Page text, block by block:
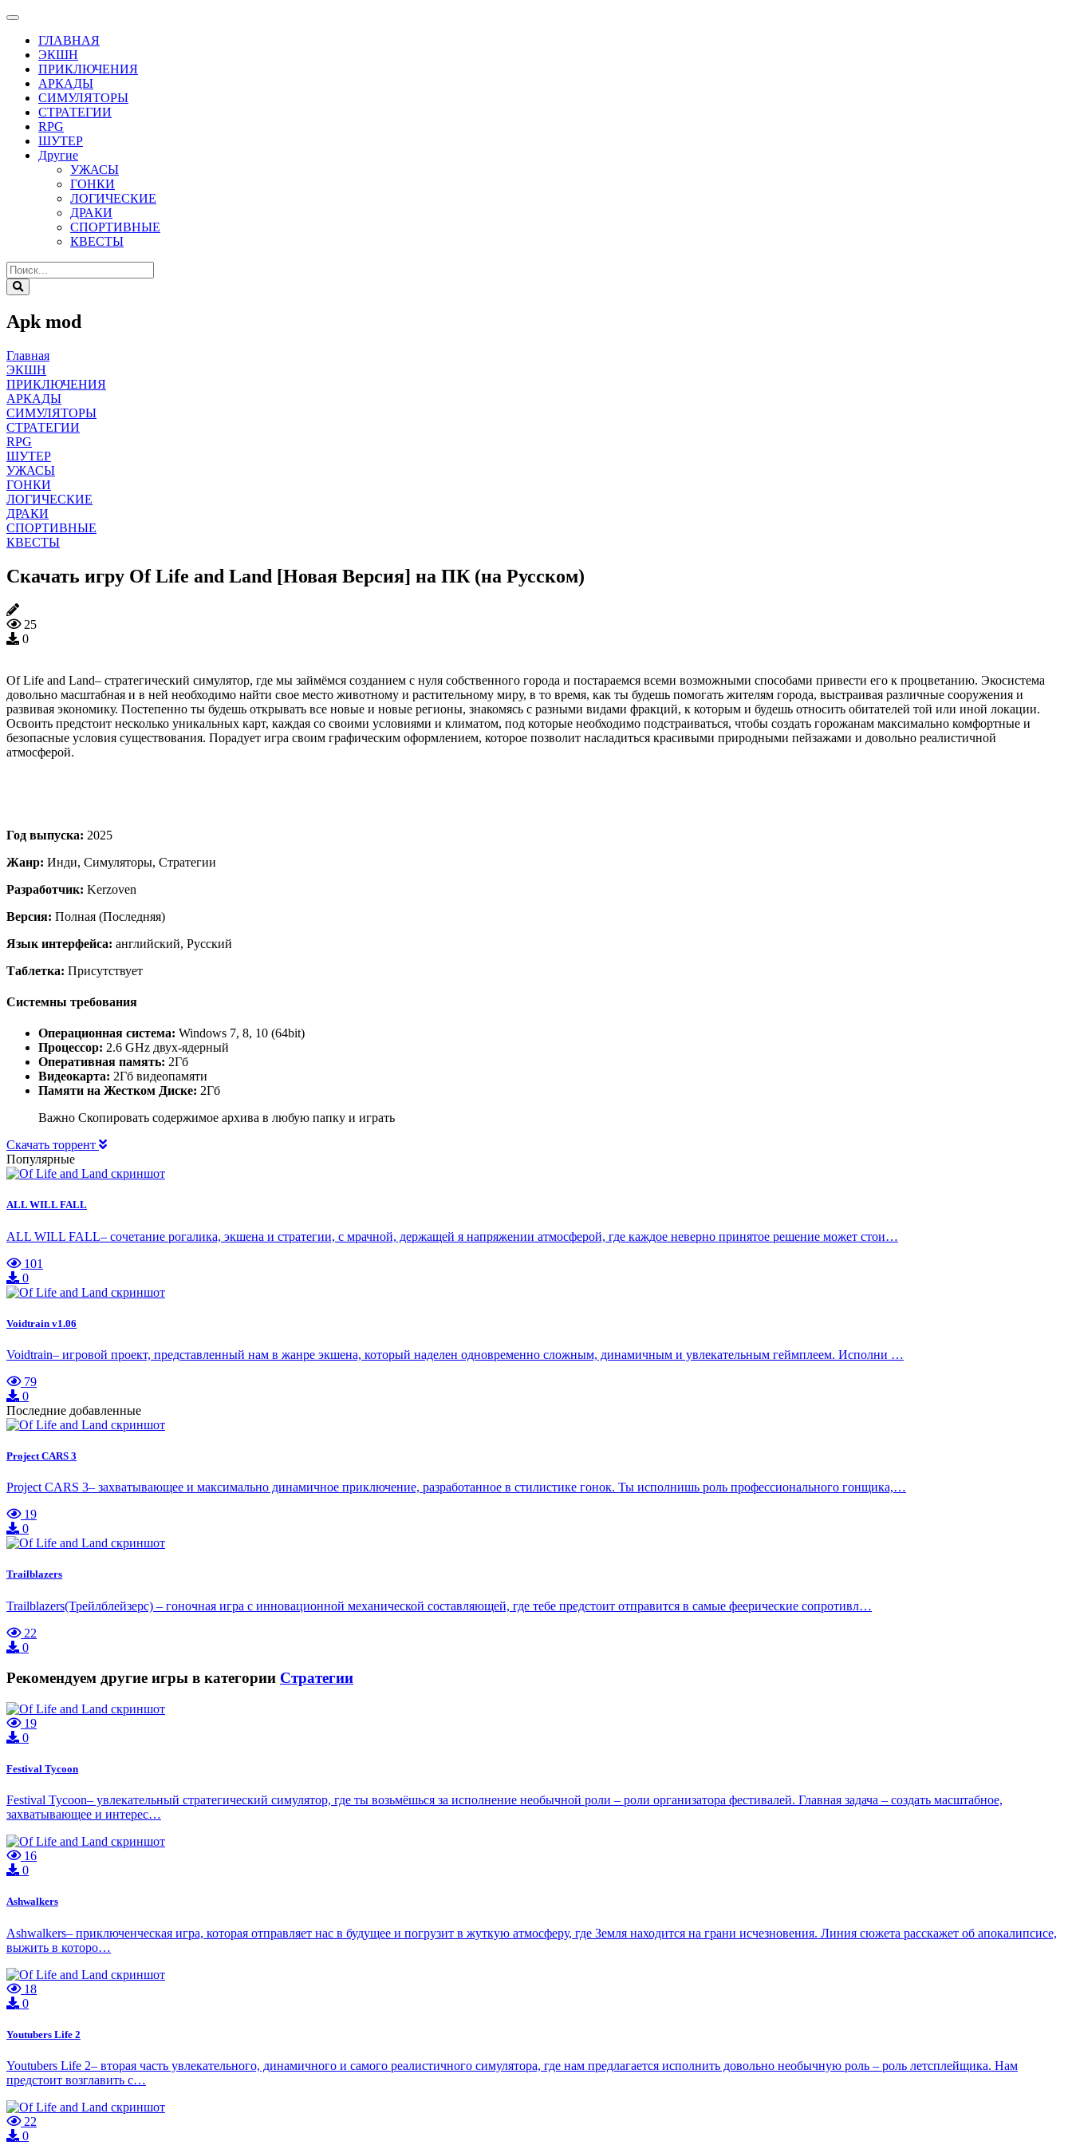
ГЛАВНАЯ
ЭКШН
ПРИКЛЮЧЕНИЯ
АРКАДЫ
СИМУЛЯТОРЫ
СТРАТЕГИИ
RPG
ШУТЕР
Другие
УЖАСЫ
ГОНКИ
ЛОГИЧЕСКИЕ
ДРАКИ
СПОРТИВНЫЕ
КВЕСТЫ
Apk mod
Главная
ЭКШН
ПРИКЛЮЧЕНИЯ
АРКАДЫ
СИМУЛЯТОРЫ
СТРАТЕГИИ
RPG
ШУТЕР
УЖАСЫ
ГОНКИ
ЛОГИЧЕСКИЕ
ДРАКИ
СПОРТИВНЫЕ
КВЕСТЫ
Скачать игру Of Life and Land [Новая Версия] на ПК (на Русском)
25
0
Of Life and Land– стратегический симулятор, где мы займёмся созданием с нуля собственного города и постараемся всеми возможными способами привести его к процветанию. Экосистема
довольно масштабная и в ней необходимо найти свое место животному и растительному миру, в то время, как ты будешь помогать жителям города, выстраивая различные сооружения и
развивая экономику. Постепенно ты будешь открывать все новые и новые регионы, знакомясь с разными видами фракций, к которым и будешь относить обитателей той или иной локации.
Освоить предстоит несколько уникальных карт, каждая со своими условиями и климатом, под которые необходимо подстраиваться, чтобы создать горожанам максимально комфортные и
безопасные условия существования. Порадует игра своим графическим оформлением, которое позволит насладиться красивыми природными пейзажами и довольно реалистичной
атмосферой.
Год выпуска: 2025
Жанр: Инди, Симуляторы, Стратегии
Разработчик: Kerzoven
Версия: Полная (Последняя)
Язык интерфейса: английский, Русский
Таблетка: Присутствует
Системны требования
Операционная система: Windows 7, 8, 10 (64bit)
Процессор: 2.6 GHz двух-ядерный
Оперативная память: 2Гб
Видеокарта: 2Гб видеопамяти
Памяти на Жестком Диске: 2Гб
Важно Скопировать содержимое архива в любую папку и играть
Скачать торрент
Популярные
ALL WILL FALL
ALL WILL FALL– сочетание рогалика, экшена и стратегии, с мрачной, держащей я напряжении атмосферой, где каждое неверно принятое решение может стои…
101
0
Voidtrain v1.06
Voidtrain– игровой проект, представленный нам в жанре экшена, который наделен одновременно сложным, динамичным и увлекательным геймплеем. Исполни …
79
0
Последние добавленные
Project CARS 3
Project CARS 3– захватывающее и максимально динамичное приключение, разработанное в стилистике гонок. Ты исполнишь роль профессионального гонщика,…
19
0
Trailblazers
Trailblazers(Трейлблейзерс) – гоночная игра с инновационной механической составляющей, где тебе предстоит отправится в самые феерические сопротивл…
22
0
Рекомендуем другие игры в категории Стратегии
19
0
Festival Tycoon
Festival Tycoon– увлекательный стратегический симулятор, где ты возьмёшься за исполнение необычной роли – роли организатора фестивалей. Главная задача – создать масштабное,
захватывающее и интерес…
16
0
Ashwalkers
Ashwalkers– приключенческая игра, которая отправляет нас в будущее и погрузит в жуткую атмосферу, где Земля находится на грани исчезновения. Линия сюжета расскажет об апокалипсисе,
выжить в которо…
18
0
Youtubers Life 2
Youtubers Life 2– вторая часть увлекательного, динамичного и самого реалистичного симулятора, где нам предлагается исполнить довольно необычную роль – роль летсплейщика. Нам
предстоит возглавить с…
22
0